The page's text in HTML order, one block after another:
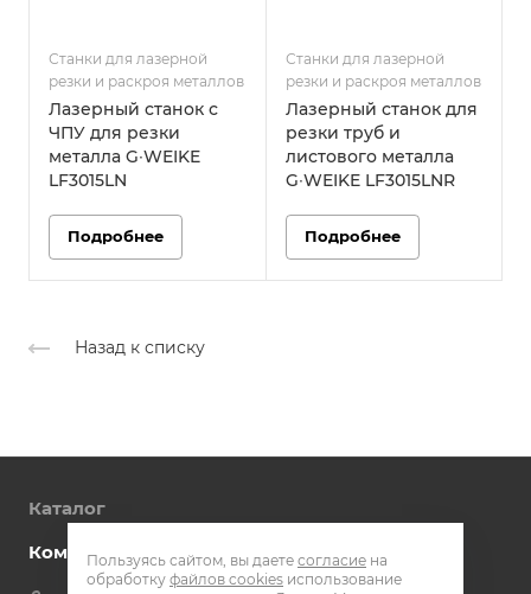
Станки для лазерной
резки и раскроя металлов
Лазерный станок с
ЧПУ для резки
металла G∙WEIKE
LF3015LN
Подробнее
Станки для лазерной
резки и раскроя металлов
Лазерный станок для
резки труб и
листового металла
G∙WEIKE LF3015LNR
Подробнее
Назад к списку
Каталог
КомпанияПользуясь сайтом, вы даете согласие на
обработку файлов cookies использование